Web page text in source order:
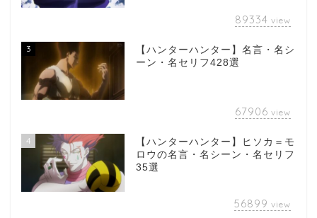
89334 view
3
【ハンターハンター】名言・名シ
ーン・名セリフ428選
67906 view
4
【ハンターハンター】ヒソカ＝モ
ロウの名言・名シーン・名セリフ
35選
56899 view